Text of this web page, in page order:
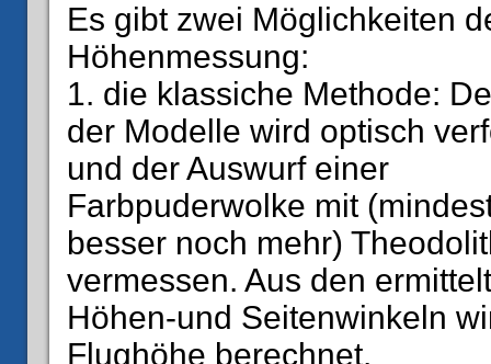
Es gibt zwei Möglichkeiten
Höhenmessung:
1. die klassiche Methode:
der Modelle wird optisch
und der Auswurf einer
Farbpuderwolke mit
besser noch mehr)
vermessen. Aus den
Höhen-und Seitenwinkeln
Flughöhe berechnet.